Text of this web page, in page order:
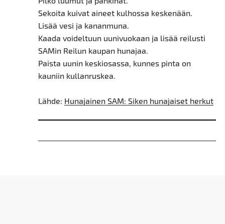
Sekoita kuivat aineet kulhossa keskenään.
Lisää vesi ja kananmuna.
Kaada voideltuun uunivuokaan ja lisää reilusti
SAMin Reilun kaupan hunajaa.
Paista uunin keskiosassa, kunnes pinta on
kauniin kullanruskea.
Lähde: Hunajainen SAM: Siken hunajaiset herkut